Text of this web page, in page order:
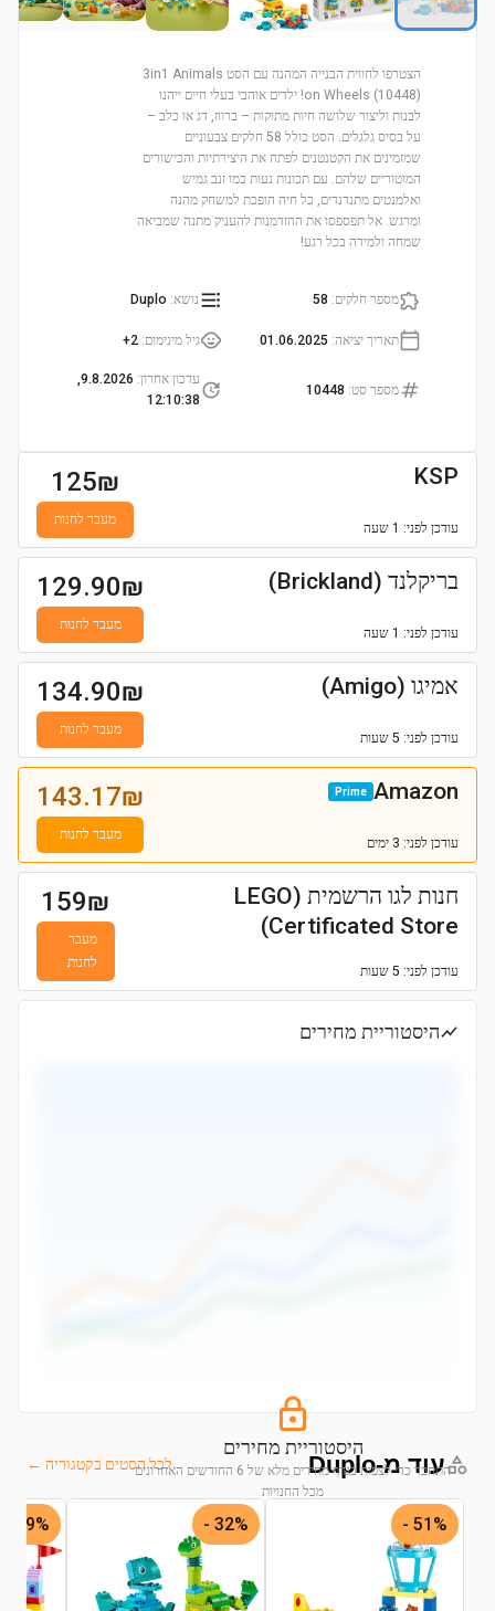
הצטרפו לחווית הבנייה המהנה עם הסט 3in1 Animals
on Wheels (10448)! ילדים אוהבי בעלי חיים ייהנו
לבנות וליצור שלושה חיות מתוקות – ברווז, דג או כלב –
על בסיס גלגלים. הסט כולל 58 חלקים צבעוניים
שמזמינים את הקטנטנים לפתח את היצירתיות והכישורים
המוטוריים שלהם. עם תכונות נעות כמו זנב גמיש
ואלמנטים מתנדנדים, כל חיה הופכת למשחק מהנה
ומרגש. אל תפספסו את ההזדמנות להעניק מתנה שמביאה
שמחה ולמידה בכל רגע!
מספר חלקים:
58 נושא:
Duplo
תאריך יציאה:
01.06.2025 גיל מינימום:
2+
מספר סט:
10448
עדכון אחרון:
9.8.2026,
12:10:38
KSP
עודכן לפני: 1 שעה
125₪
מעבר לחנות
בריקלנד (Brickland)
עודכן לפני: 1 שעה
129.90₪
מעבר לחנות
אמיגו (Amigo)
עודכן לפני: 5 שעות
134.90₪
מעבר לחנות
Amazon
Prime
עודכן לפני: 3 ימים
143.17₪
מעבר לחנות
חנות לגו הרשמית (LEGO
Certificated Store)
עודכן לפני: 5 שעות
159₪
מעבר
לחנות
היסטוריית מחירים
היסטוריית מחירים
התחבר כדי לצפות בגרף מחירים מלא של 6 החודשים האחרונים
מכל החנויות
התחבר לצפייה בגרף
עוד מ-Duplo לכל הסטים בקטגוריה ←
51% -
32% -
39% -